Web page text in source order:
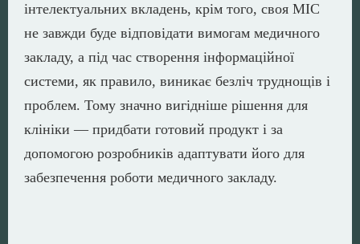
інтелектуальних вкладень, крім того, своя МІС
не завжди буде відповідати вимогам медичного
закладу, а під час створення інформаційної
системи, як правило, виникає безліч труднощів і
проблем. Тому значно вигідніше рішення для
клініки — придбати готовий продукт і за
допомогою розробників адаптувати його для
забезпечення роботи медичного закладу.